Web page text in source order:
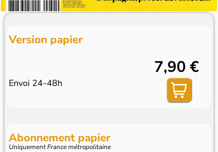
Version papier
Envoi 24-48h
7,90 €
Abonnement papier
Uniquement France métropolitaine